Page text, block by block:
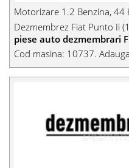
Motorizare 1.2 Benzina,
Dezmembrez Fiat Punto Ii
piese auto dezmembrari
Cod masina: 10737.